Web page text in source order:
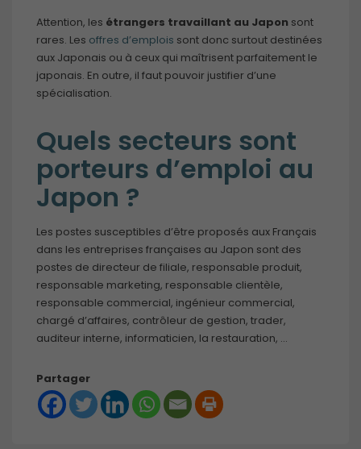
Attention, les étrangers travaillant au Japon sont
rares. Les offres d’emplois sont donc surtout destinées
aux Japonais ou à ceux qui maîtrisent parfaitement le
japonais. En outre, il faut pouvoir justifier d’une
spécialisation.
Quels secteurs sont
porteurs d’emploi au
Japon ?
Les postes susceptibles d’être proposés aux Français
dans les entreprises françaises au Japon sont des
postes de directeur de filiale, responsable produit,
responsable marketing, responsable clientèle,
responsable commercial, ingénieur commercial,
chargé d’affaires, contrôleur de gestion, trader,
auditeur interne, informaticien, la restauration, …
Partager